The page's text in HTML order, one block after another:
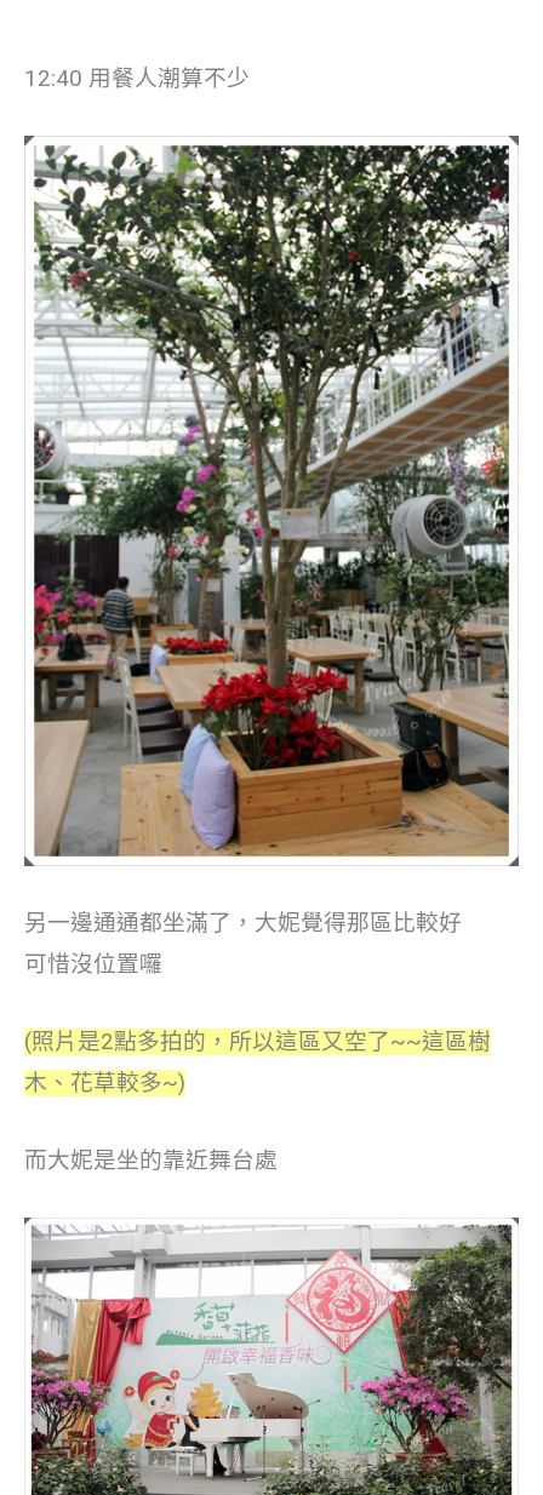
12:40 用餐人潮算不少
另一邊通通都坐滿了，大妮覺得那區比較好
可惜沒位置囉
(照片是2點多拍的，所以這區又空了~~這區樹
木、花草較多~)
而大妮是坐的靠近舞台處